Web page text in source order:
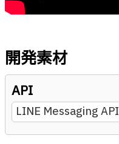
開発素材
API
LINE Messaging API